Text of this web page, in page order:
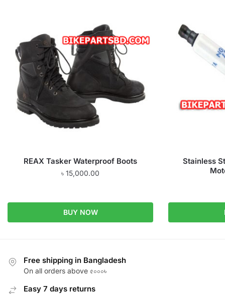
REAX Tasker Waterproof Boots
৳ 15,000.00
BUY NOW
Stainless
Free shipping in Bangladesh
On all orders above ৫০০০৳
Easy 7 days returns